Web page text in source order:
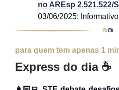
no AREsp 2.521.522/
03/06/2025;
para quem tem apenas 1
Express do dia ☕